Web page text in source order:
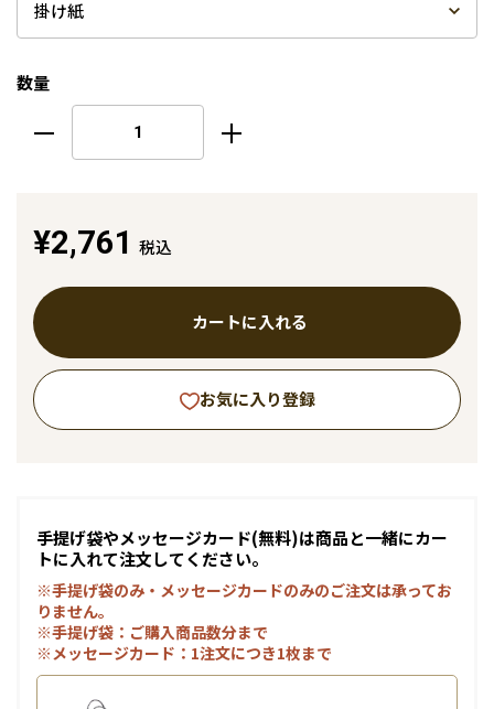
数量
¥2,761 税込
カートに入れる
お気に入り登録
手提げ袋やメッセージカード(無料)は商品と一緒にカー
トに入れて注文してください。
※手提げ袋のみ・メッセージカードのみのご注文は承ってお
りません。
※手提げ袋：ご購入商品数分まで
※メッセージカード：1注文につき1枚まで